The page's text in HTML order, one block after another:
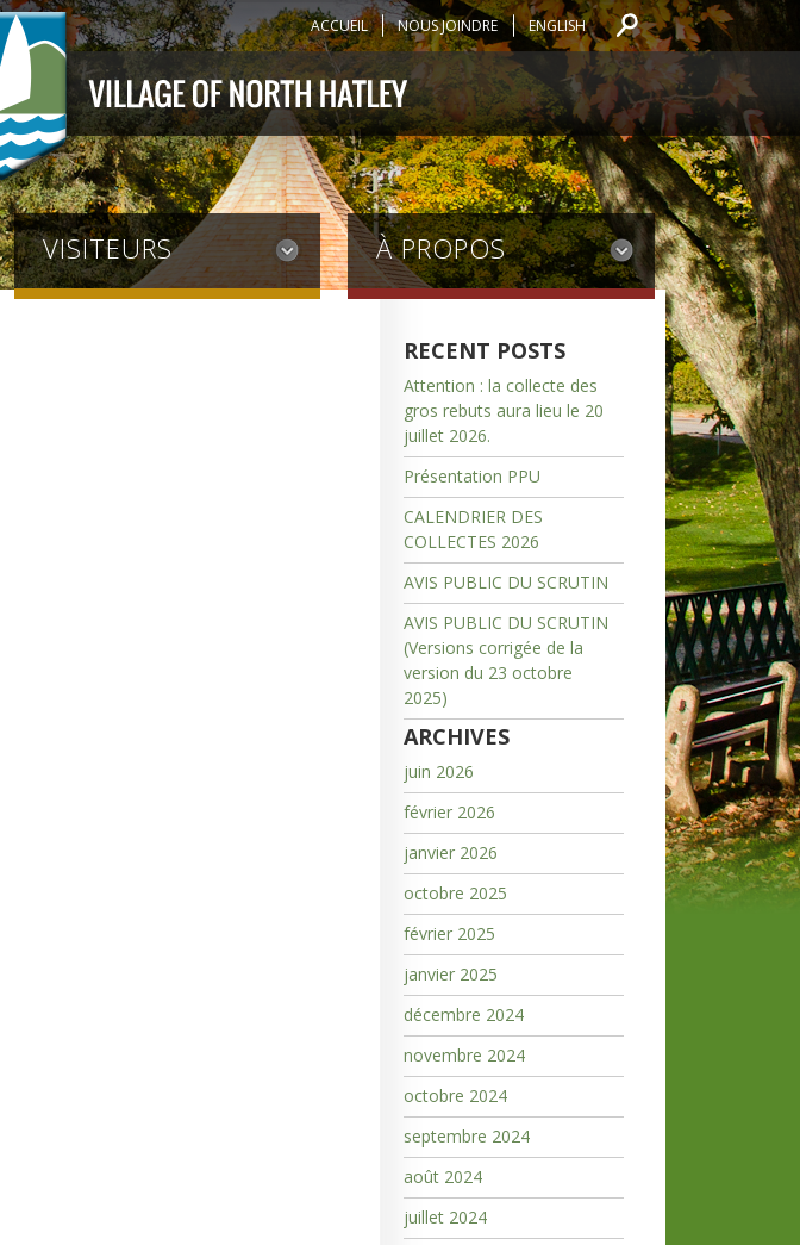
ACCUEIL NOUS JOINDRE ENGLISH
VISITEURS À PROPOS
RECENT POSTS
Attention : la collecte des
gros rebuts aura lieu le 20
juillet 2026.
Présentation PPU
CALENDRIER DES
COLLECTES 2026
AVIS PUBLIC DU SCRUTIN
AVIS PUBLIC DU SCRUTIN
(Versions corrigée de la
version du 23 octobre
2025)
ARCHIVES
juin 2026
février 2026
janvier 2026
octobre 2025
février 2025
janvier 2025
décembre 2024
novembre 2024
octobre 2024
septembre 2024
août 2024
juillet 2024